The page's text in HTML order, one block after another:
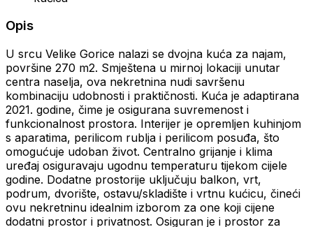
Opis
U srcu Velike Gorice nalazi se dvojna kuća za najam,
površine 270 m2. Smještena u mirnoj lokaciji unutar
centra naselja, ova nekretnina nudi savršenu
kombinaciju udobnosti i praktičnosti. Kuća je adaptirana
2021. godine, čime je osigurana suvremenost i
funkcionalnost prostora. Interijer je opremljen kuhinjom
s aparatima, perilicom rublja i perilicom posuđa, što
omogućuje udoban život. Centralno grijanje i klima
uređaj osiguravaju ugodnu temperaturu tijekom cijele
godine. Dodatne prostorije uključuju balkon, vrt,
podrum, dvorište, ostavu/skladište i vrtnu kućicu, čineći
ovu nekretninu idealnim izborom za one koji cijene
dodatni prostor i privatnost. Osiguran je i prostor za